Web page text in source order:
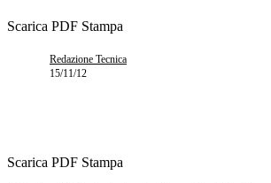
Scarica PDF Stampa
Redazione Tecnica
15/11/12
Scarica PDF Stampa